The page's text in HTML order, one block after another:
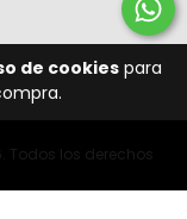
de cookies para
Todos los derechos